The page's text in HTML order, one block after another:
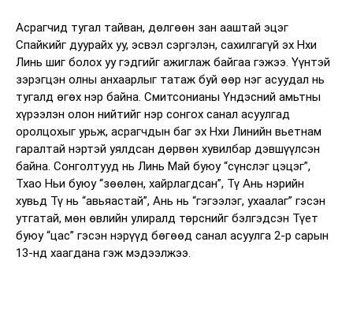
Асрагчид тугал тайван, дөлгөөн зан ааштай эцэг
Спайкийг дуурайх уу, эсвэл сэргэлэн, сахилгагүй эх Нхи
Линь шиг болох уу гэдгийг ажиглаж байгаа гэжээ. Үүнтэй
зэрэгцэн олны анхаарлыг татаж буй өөр нэг асуудал нь
тугалд өгөх нэр байна. Смитсонианы Үндэсний амьтны
хүрээлэн олон нийтийг нэр сонгох санал асуулгад
оролцохыг урьж, асрагчдын баг эх Нхи Линийн вьетнам
гаралтай нэртэй уялдсан дөрвөн хувилбар дэвшүүлсэн
байна. Сонголтууд нь Линь Май буюу “сүнслэг цэцэг”,
Тхао Ньи буюу “зөөлөн, хайрлагдсан”, Тү Ань нэрийн
хувьд Тү нь “авьяастай”, Ань нь “гэгээлэг, ухаалаг” гэсэн
утгатай, мөн өвлийн улиралд төрснийг бэлгэдсэн Түет
буюу “цас” гэсэн нэрүүд бөгөөд санал асуулга 2-р сарын
13-нд хаагдана гэж мэдээлжээ.